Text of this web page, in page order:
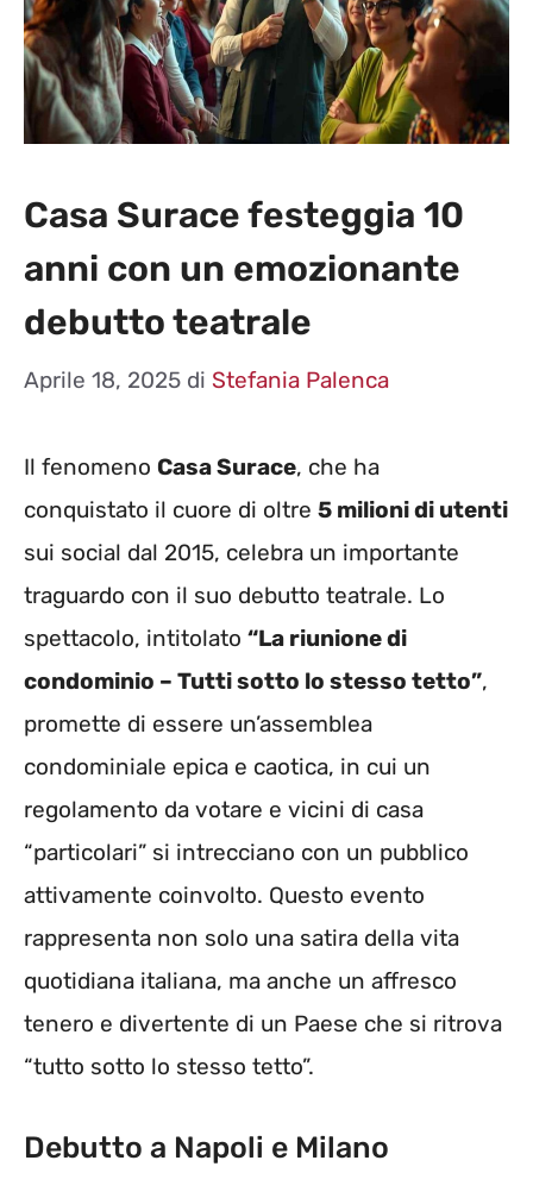
Casa Surace festeggia 10
anni con un emozionante
debutto teatrale
Aprile 18, 2025 di Stefania Palenca
Il fenomeno Casa Surace, che ha
conquistato il cuore di oltre 5 milioni di utenti
sui social dal 2015, celebra un importante
traguardo con il suo debutto teatrale. Lo
spettacolo, intitolato “La riunione di
condominio – Tutti sotto lo stesso tetto”,
promette di essere un’assemblea
condominiale epica e caotica, in cui un
regolamento da votare e vicini di casa
“particolari” si intrecciano con un pubblico
attivamente coinvolto. Questo evento
rappresenta non solo una satira della vita
quotidiana italiana, ma anche un affresco
tenero e divertente di un Paese che si ritrova
“tutto sotto lo stesso tetto”.
Debutto a Napoli e Milano